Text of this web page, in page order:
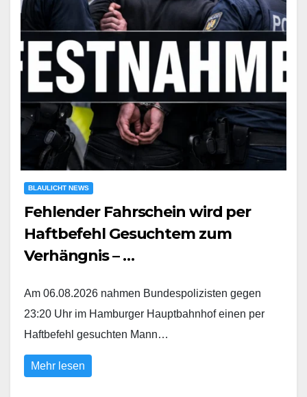
BLAULICHT NEWS
Fehlender Fahrschein wird per
Haftbefehl Gesuchtem zum
Verhängnis – …
Am 06.08.2026 nahmen Bundespolizisten gegen
23:20 Uhr im Hamburger Hauptbahnhof einen per
Haftbefehl gesuchten Mann…
Mehr lesen